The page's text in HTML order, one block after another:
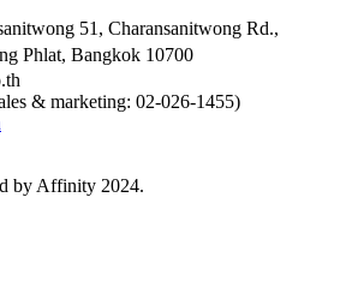
51, Charansanitwong Rd.,
Phlat, Bangkok 10700
& marketing: 02-026-1455)
by Affinity 2024.